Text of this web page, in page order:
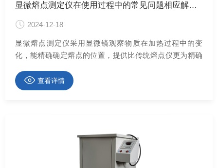
显微熔点测定仪在使用过程中的常见问题相应解决方法
2024-12-18
显微熔点测定仪采用显微镜观察物质在加热过程中的变
化，能精确确定熔点的位置，提供比传统熔点仪更为精确
度，同时配备图像处理技术，可对熔点图像进行分析处
理，提供更多信息和数据。
查看详情